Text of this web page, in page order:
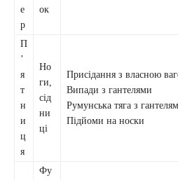
е
р
ок
П
’
я
т
н
и
ц
я
Но
ги,
сід
ни
ці
Присідання з власною
Випади з гантелями
Румунська тяга з
Підйоми на носки
Фу